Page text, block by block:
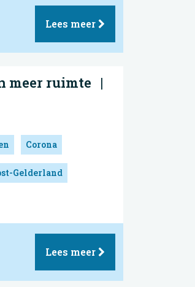
Lees meer
meer ruimte |
Corona
Gelderland
Lees meer